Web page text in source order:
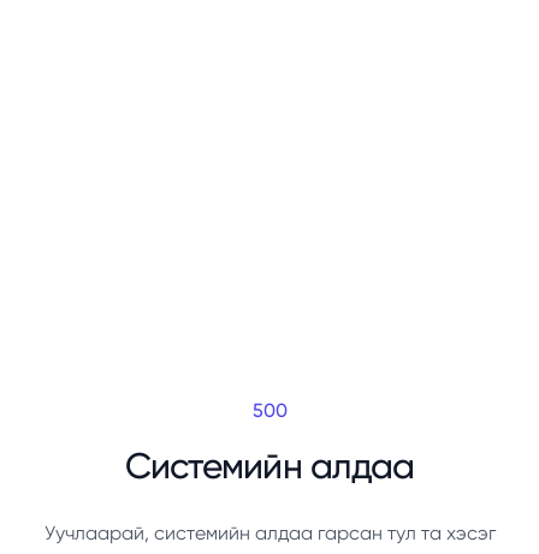
500
Системийн алдаа
Уучлаарай, системийн алдаа гарсан тул та хэсэг